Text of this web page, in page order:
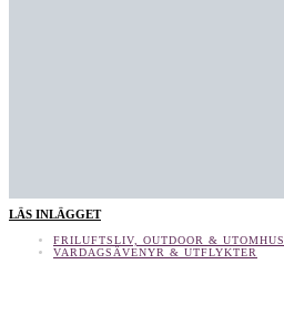
LÄS INLÄGGET
FRILUFTSLIV, OUTDOOR & UTOMHUS
VARDAGSÄVENYR & UTFLYKTER